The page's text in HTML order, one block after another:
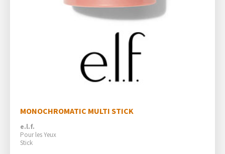
MONOCHROMATIC MULTI STICK
e.l.f.
Pour les Yeux
Stick